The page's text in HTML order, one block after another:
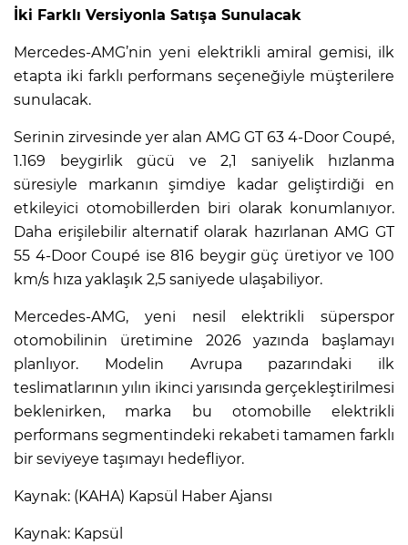
İki Farklı Versiyonla Satışa Sunulacak
Mercedes-AMG’nin yeni elektrikli amiral gemisi, ilk
etapta iki farklı performans seçeneğiyle müşterilere
sunulacak.
Serinin zirvesinde yer alan AMG GT 63 4-Door Coupé,
1.169 beygirlik gücü ve 2,1 saniyelik hızlanma
süresiyle markanın şimdiye kadar geliştirdiği en
etkileyici otomobillerden biri olarak konumlanıyor.
Daha erişilebilir alternatif olarak hazırlanan AMG GT
55 4-Door Coupé ise 816 beygir güç üretiyor ve 100
km/s hıza yaklaşık 2,5 saniyede ulaşabiliyor.
Mercedes-AMG, yeni nesil elektrikli süperspor
otomobilinin üretimine 2026 yazında başlamayı
planlıyor. Modelin Avrupa pazarındaki ilk
teslimatlarının yılın ikinci yarısında gerçekleştirilmesi
beklenirken, marka bu otomobille elektrikli
performans segmentindeki rekabeti tamamen farklı
bir seviyeye taşımayı hedefliyor.
Kaynak: (KAHA) Kapsül Haber Ajansı
Kaynak: Kapsül